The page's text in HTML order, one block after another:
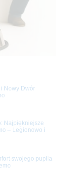
Nowy Dwór
Najpiękniejsze
– Legionowo i
swojego pupila